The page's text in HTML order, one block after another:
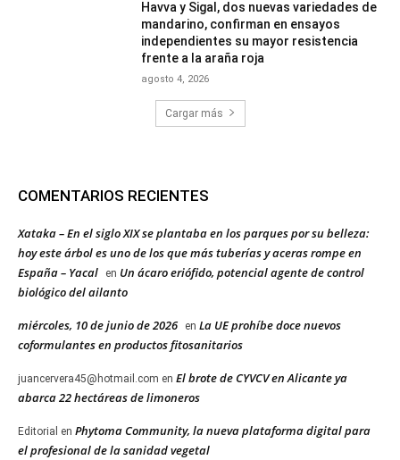
Havva y Sigal, dos nuevas variedades de
mandarino, confirman en ensayos
independientes su mayor resistencia
frente a la araña roja
agosto 4, 2026
Cargar más
COMENTARIOS RECIENTES
Xataka – En el siglo XIX se plantaba en los parques por su belleza:
hoy este árbol es uno de los que más tuberías y aceras rompe en
España – Yacal
en Un ácaro eriófido, potencial agente de control
biológico del ailanto
miércoles, 10 de junio de 2026 en La UE prohíbe doce nuevos
coformulantes en productos fitosanitarios
juancervera45@hotmail.com en El brote de CYVCV en Alicante ya
abarca 22 hectáreas de limoneros
Editorial en Phytoma Community, la nueva plataforma digital para
el profesional de la sanidad vegetal